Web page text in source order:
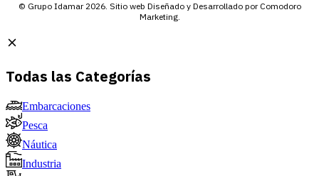
© Grupo Idamar 2026. Sitio web Diseñado y Desarrollado por Comodoro
Marketing.
Todas las Categorías
Embarcaciones
Pesca
Náutica
Industria